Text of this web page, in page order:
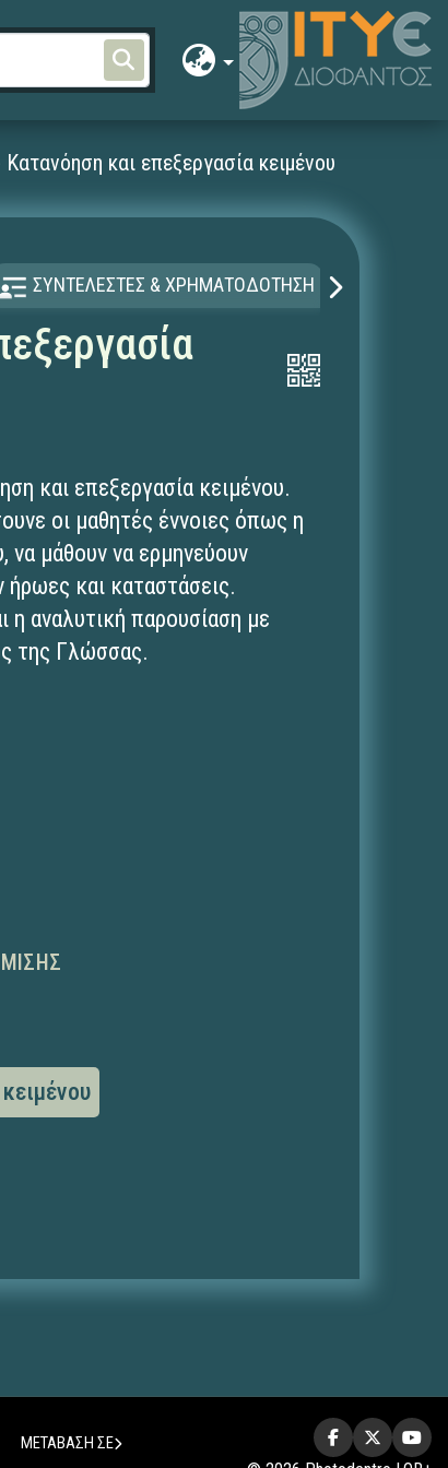
και επεξεργασία κειμένου
ΣΥΝΤΕΛΕΣΤΕΣ & ΧΡΗΜΑΤΟΔΟΤΗΣΗ
και επεξεργασία κειμένου.
οι μαθητές έννοιες όπως η
να μάθουν να ερμηνεύουν
ήρωες και καταστάσεις.
αναλυτική παρουσίαση με
της Γλώσσας.
ΜΕΤΑΒΑΣΗ ΣΕ